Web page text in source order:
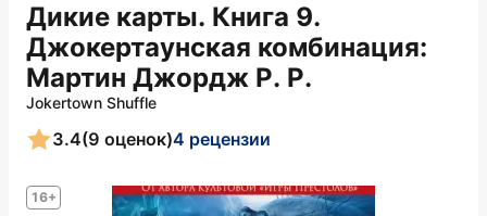
Дикие карты. Книга 9.
Джокертаунская комбинация:
Мартин Джордж Р. Р.
Jokertown Shuffle
16+
3.4(9 оценок)4 рецензии